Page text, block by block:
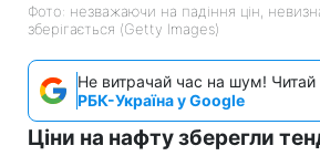
Фото: незважаючи на падіння цін,
зберігається (Getty Images)
Не витрачай час на шум! Читай
РБК-Україна у Google
Ціни на нафту зберегли